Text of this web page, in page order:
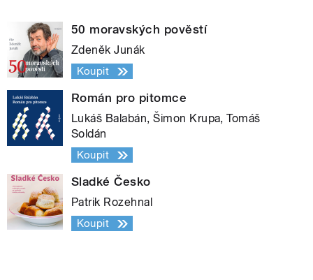
50 moravských pověstí
Zdeněk Junák
Koupit
Román pro pitomce
Lukáš Balabán, Šimon Krupa, Tomáš
Soldán
Koupit
Sladké Česko
Patrik Rozehnal
Koupit